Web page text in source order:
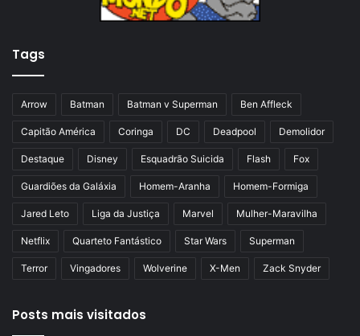
n
p
n
Tags
Arrow Batman Batman v Superman Ben Affleck
Capitão América Coringa DC Deadpool Demolidor
Destaque Disney Esquadrão Suicida Flash Fox
Guardiões da Galáxia Homem-Aranha Homem-Formiga
Jared Leto Liga da Justiça Marvel Mulher-Maravilha
Netflix Quarteto Fantástico Star Wars Superman
Terror Vingadores Wolverine X-Men Zack Snyder
Posts mais visitados